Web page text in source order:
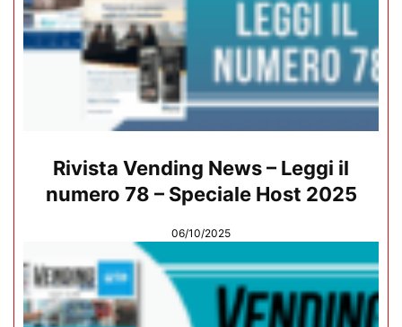
Rivista Vending News – Leggi il
numero 78 – Speciale Host 2025
06/10/2025